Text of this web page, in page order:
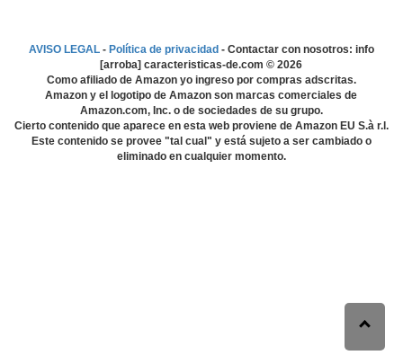
AVISO LEGAL- Política de privacidad - Contactar con nosotros: info
[arroba] caracteristicas-de.com ©2026
Como afiliado de Amazon yo ingreso por compras adscritas.
Amazon y el logotipo de Amazon son marcas comerciales de
Amazon.com, Inc. o de sociedades de su grupo.
Cierto contenido que aparece en esta web proviene de Amazon EU S.à r.l.
Este contenido se provee "tal cual" y está sujeto a ser cambiado o
eliminado en cualquier momento.